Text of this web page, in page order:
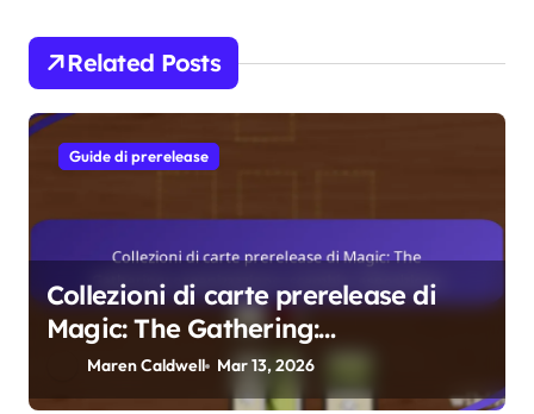
Related Posts
Guide di prerelease
Collezioni di carte prerelease di
Magic: The Gathering:
organizzazione, scambio,
esposizione
Maren Caldwell Mar 13, 2026